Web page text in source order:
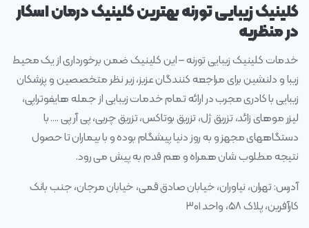
کلینیک زیبایی تورنه بهترین کلینیک درمان اسکار
در منظریه
خدمات کلینیک زیبایی تورنه – این کلینیک ضمن برخورداری از یک محیط
زیبا و دلنشین برای مراجعه کنندگان عزیز، زیر نظر متخصصین و پزشکان
زیبایی با کادری مجرب در ارائه تمام خدمات زیبایی از جمله هایفوتراپی،
لیزر موهای زائد، تزریق ژل، تزریق بوتاکس، تزریق چربی، پی آر پی …. با
دستگاههای مجهز و به روز دنیا پیشگام بوده و با بیماران تا حصول
نتیجه مطلوب شان همراه و هم قدم به پیش می رود.
آدرس: تهران، نیاوران، خیابان صادق قمی، خیابان مرجان، جنب بانک
کارآفرین، پلاک ۵۸، واحد ۳۰۱